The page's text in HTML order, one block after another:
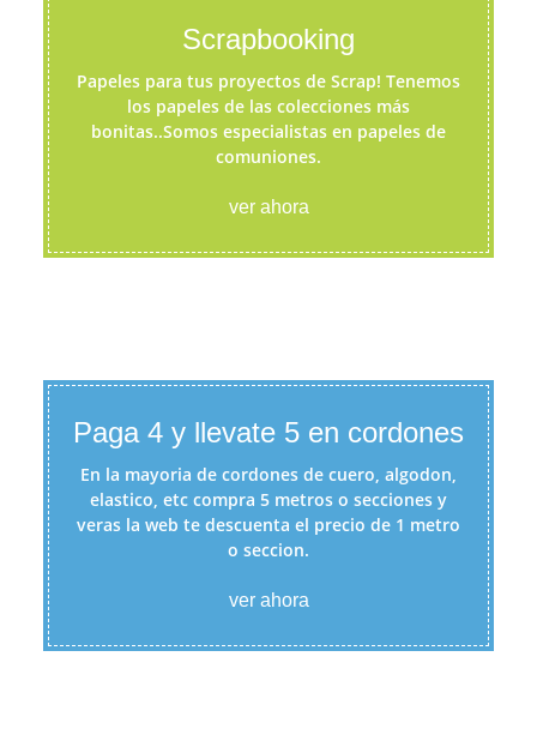
Scrapbooking
Papeles para tus proyectos de Scrap! Tenemos
los papeles de las colecciones más
bonitas..Somos especialistas en papeles de
comuniones.
ver ahora
Paga 4 y llevate 5 en cordones
En la mayoria de cordones de cuero, algodon,
elastico, etc compra 5 metros o secciones y
veras la web te descuenta el precio de 1 metro
o seccion.
ver ahora